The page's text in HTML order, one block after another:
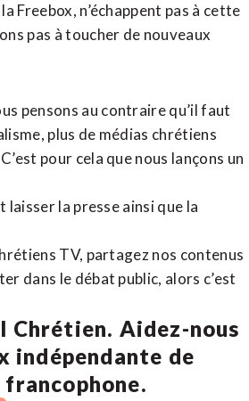
Freebox, n’échappent pas à cette
pas à toucher de nouveaux
pensons au contraire qu’il faut
plus de médias chrétiens
pour cela que nous lançons un
la presse ainsi que la
TV, partagez nos contenus
dans le débat public, alors c’est
Chrétien. Aidez-nous
indépendante de